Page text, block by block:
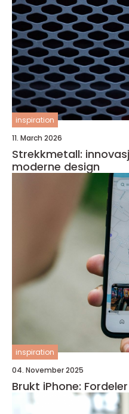
inspiration
11. March 2026
Strekkmetall:
moderne design
inspiration
04. November 2025
Brukt iPhone: